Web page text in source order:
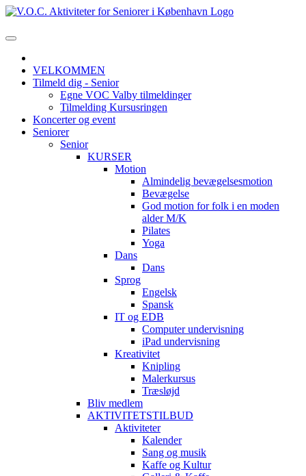
VELKOMMEN
Tilmeld dig - Senior
Egne VOC Valby tilmeldinger
Tilmelding Kursusringen
Koncerter og event
Seniorer
Senior
KURSER
Motion
Almindelig bevægelsesmotion
Bevægelse
God motion for folk i en moden
alder M/K
Pilates
Yoga
Dans
Dans
Sprog
Engelsk
Spansk
IT og EDB
Computer undervisning
iPad undervisning
Kreativitet
Knipling
Malerkursus
Træsløjd
Bliv medlem
AKTIVITETSTILBUD
Aktiviteter
Kalender
Sang og musik
Kaffe og Kultur